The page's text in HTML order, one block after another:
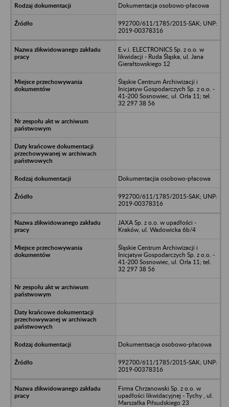
Dokumentacja osobowo-płacowa
992700/611/1785/2015-SAK; UNP:
2019-00378316
E.v.i. ELECTRONICS Sp. z o.o. w
likwidacji - Ruda Śląska, ul. Jana
Gierałtowskiego 12
Śląskie Centrum Archiwizacji i
Inicjatyw Gospodarczych Sp. z o.o. -
41-200 Sosnowiec, ul. Orla 11; tel.
32 297 38 56
Dokumentacjia osobowo-płacowa
992700/611/1785/2015-SAK; UNP:
2019-00378316
JAXA Sp. z o.o. w upadłości -
Kraków, ul. Wadowicka 6b/4
Śląskie Centrum Archiwizacji i
Inicjatyw Gospodarczych Sp. z o.o. -
41-200 Sosnowiec, ul. Orla 11; tel.
32 297 38 56
Dokumentsacja osobowo-płacowa
992700/611/1785/2015-SAK; UNP:
2019-00378316
Firma Chrzanowski Sp. z o.o. w
upadłości likwidacyjnej - Tychy , ul.
Marszałka Piłsudskiego 23